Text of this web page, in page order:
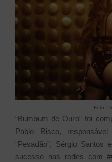
Foto:
“Bumbum de Ouro” foi
Pablo Bisco,
“Pesadão”, Sérgio
sucesso nas redes com